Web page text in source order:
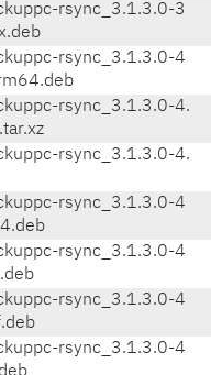
rsync_3.1.3.0-3
rsync_3.1.3.0-4
rsync_3.1.3.0-4.
rsync_3.1.3.0-4.
rsync_3.1.3.0-4
rsync_3.1.3.0-4
rsync_3.1.3.0-4
rsync_3.1.3.0-4